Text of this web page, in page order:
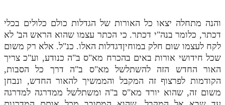
והנה מתחלה יצאו כל האורות של הגדלות כולם כלולים בכלי
דכתר, כלומר בנה"י דכתר. כי הכתר עצמו שהוא הראש הב' לא
לקח לעצמו שום חלק במוחיןדגדלות האלו. כנ"ל. אלא רק משום
שכל חידושי אורות באים בהכרח מא"ס ב"ה כנודע, וע"כ צריך
האור החדש הזה להשתלשל מא"ס ב"ה דרך כל הסבות,
הקודמות לפרצוף זה המקבל והממשיך להאור החדש, ונבחן
משום זה, שהוא יורד מא"ס ב"ה ומשתלשל ממדרגה למדרגה